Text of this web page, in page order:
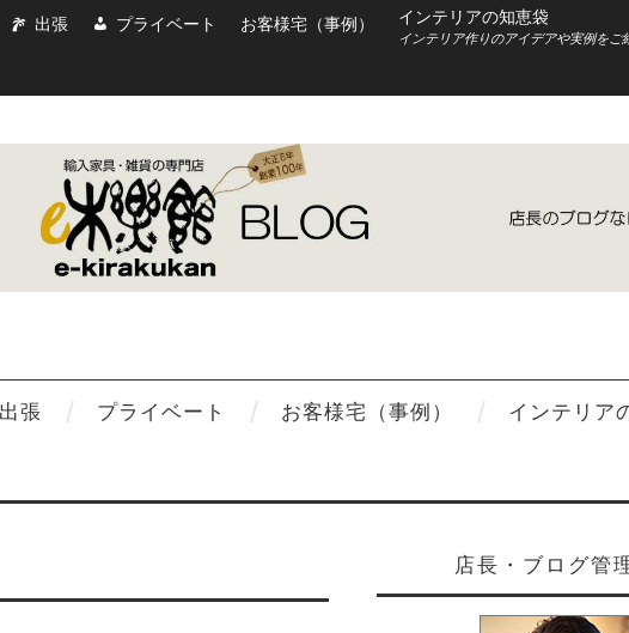
出張 プライベート お客様宅（事例） インテリアの知恵袋
インテリア作りのアイデアや実例をご
出張 プライベート お客様宅（事例）
インテリア
店長・ブログ管